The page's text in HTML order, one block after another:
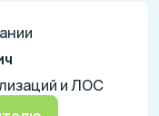
и ЛОС